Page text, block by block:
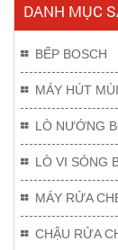
DANH MỤC
BẾP BOSCH
MÁY HÚT
LÒ NƯỚNG
LÒ VI SÓNG
MÁY RỬA
CHẬU RỬA